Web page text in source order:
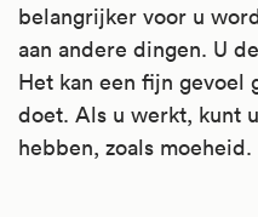
belangrijker voor u
aan andere dingen. U
Het kan een fijn gevoel
doet. Als u werkt, kunt
hebben, zoals moeheid.